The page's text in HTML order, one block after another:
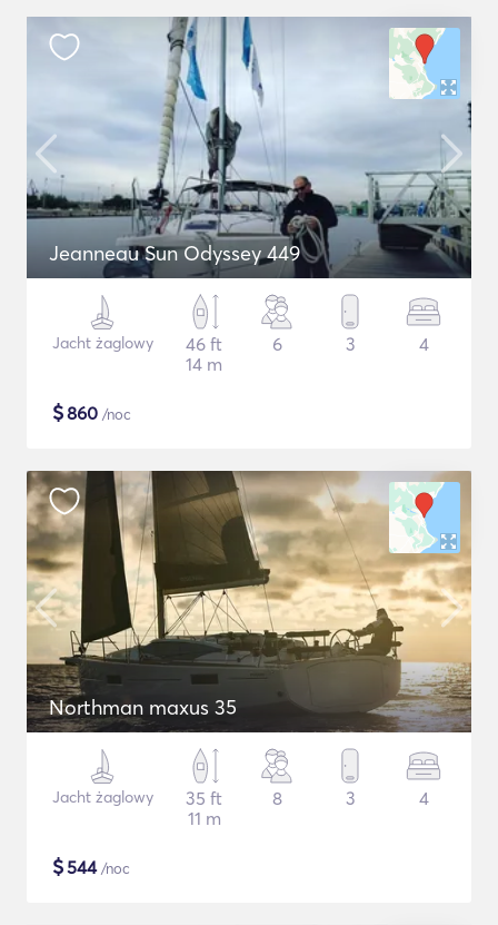
Jeanneau Sun Odyssey 449
Jacht żaglowy
46 ft
14 m
6 3 4
$860 /noc
Northman maxus 35
Jacht żaglowy
35 ft
11 m
8 3 4
$544/noc